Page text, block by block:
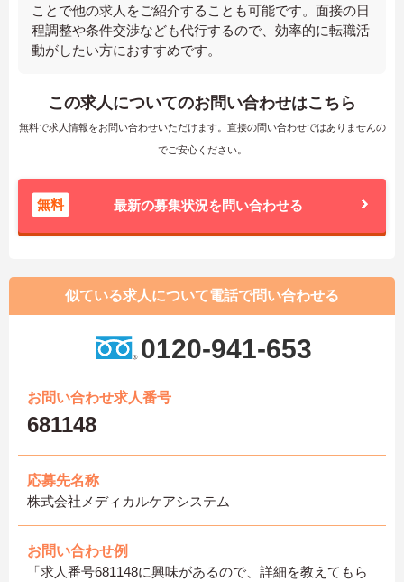
ことで他の求人をご紹介することも可能です。面接の日
程調整や条件交渉なども代行するので、効率的に転職活
動がしたい方におすすめです。
この求人についてのお問い合わせはこちら
無料で求人情報をお問い合わせいただけます。直接の問い合わせではありませんの
でご安心ください。
無料 最新の募集状況を問い合わせる
似ている求人について電話で問い合わせる
0120-941-653
お問い合わせ求人番号
681148
応募先名称
株式会社メディカルケアシステム
お問い合わせ例
「求人番号681148に興味があるので、詳細を教えてもら